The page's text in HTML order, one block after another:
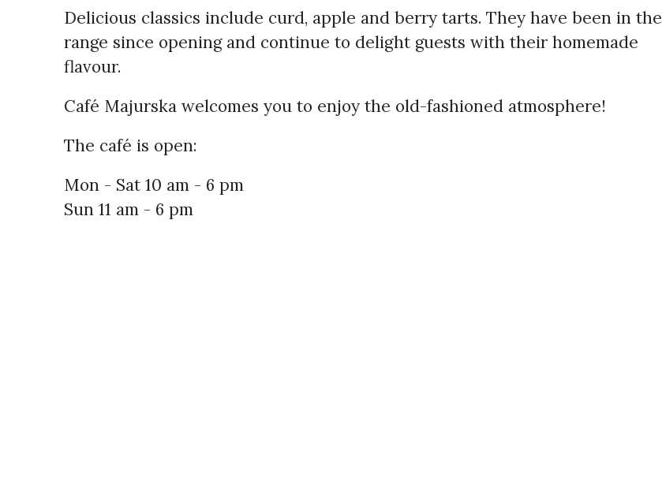
Delicious classics include curd, apple and berry tarts. They have been in the
range since opening and continue to delight guests with their homemade
flavour.
Café Majurska welcomes you to enjoy the old-fashioned atmosphere!
The café is open:
Mon - Sat 10 am - 6 pm
Sun 11 am - 6 pm